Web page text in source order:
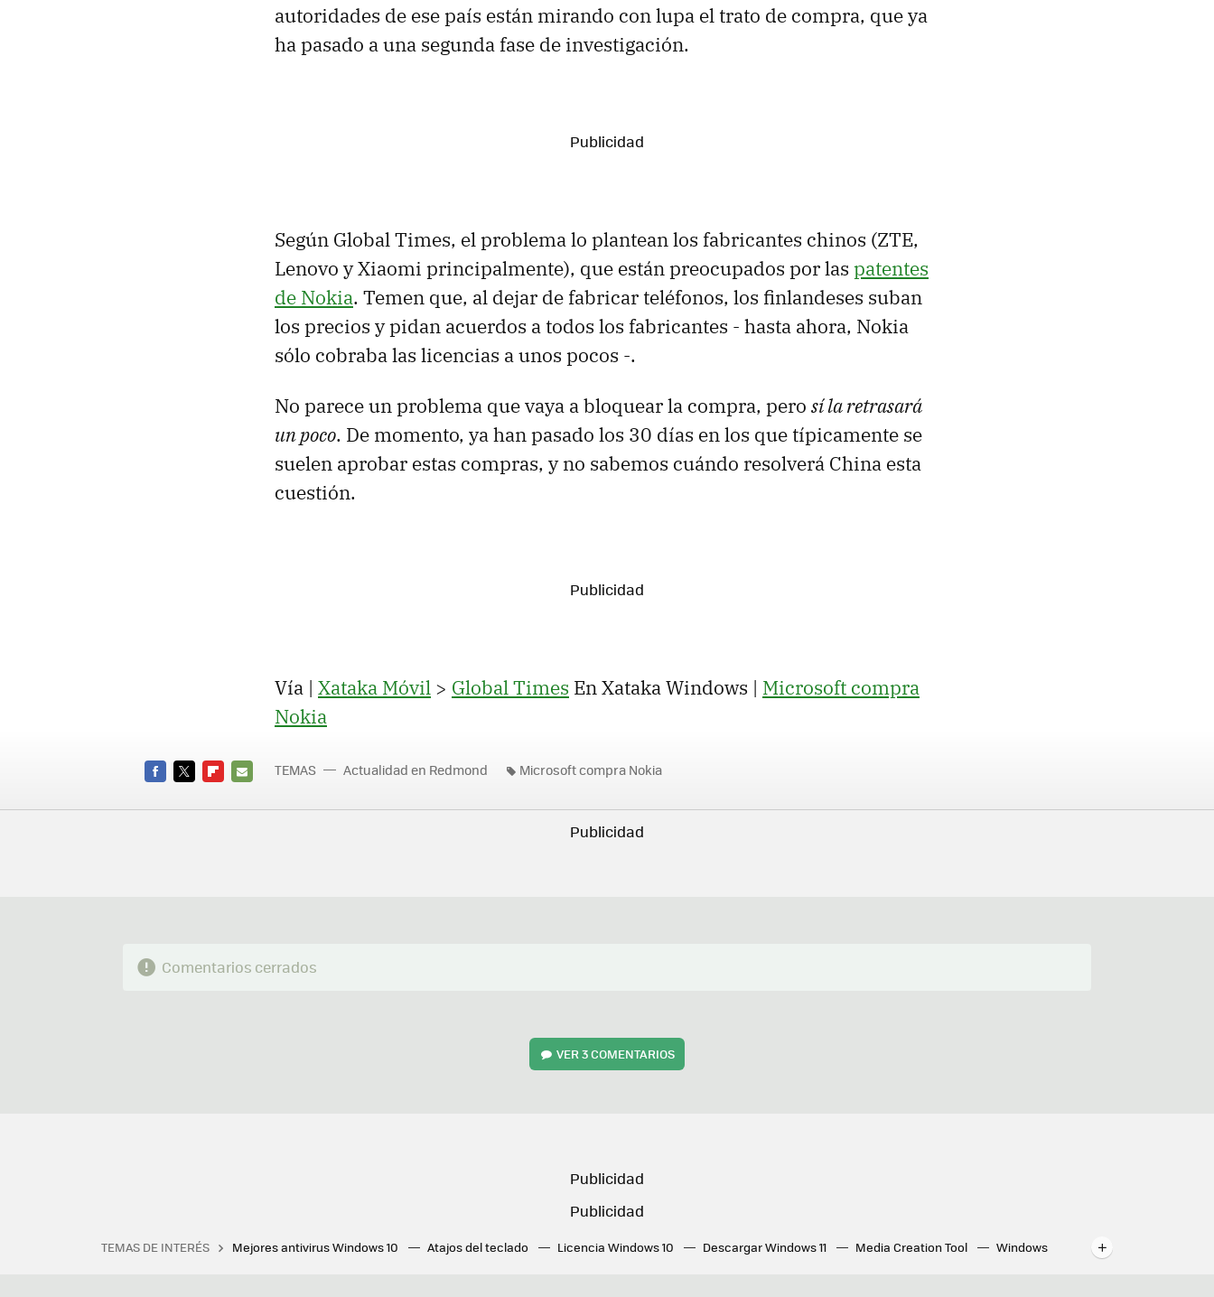
autoridades de ese país están mirando con lupa el trato de compra, que ya
ha pasado a una segunda fase de investigación.
Según Global Times, el problema lo plantean los fabricantes chinos (ZTE,
Lenovo y Xiaomi principalmente), que están preocupados por las patentes
de Nokia. Temen que, al dejar de fabricar teléfonos, los finlandeses suban
los precios y pidan acuerdos a todos los fabricantes - hasta ahora, Nokia
sólo cobraba las licencias a unos pocos -.
No parece un problema que vaya a bloquear la compra, pero sí la retrasará
un poco. De momento, ya han pasado los 30 días en los que típicamente se
suelen aprobar estas compras, y no sabemos cuándo resolverá China esta
cuestión.
Vía | Xataka Móvil > Global Times En Xataka Windows | Microsoft compra
Nokia
MAIL
TEMAS Actualidad en Redmond Microsoft compra Nokia
Comentarios cerrados
VER3 COMENTARIOS
TEMAS DE INTERÉS Mejores antivirus Windows 10 Atajos del teclado Licencia Windows 10 Descargar Windows 11 Media Creation Tool
Windows